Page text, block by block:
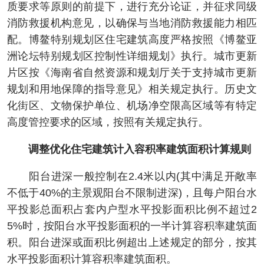
质要求等原则的前提下，进行充分论证，并征求同级
消防救援机构意见，以确保与当地消防救援能力相匹
配。博鳌特别规划区住宅建筑高度严格按照《博鳌亚
洲论坛特别规划区控制性详细规划》执行。城市更新
片区按《海南省自然资源和规划厅关于支持城市更新
规划和用地保障的指导意见》相关规定执行。历史文
化街区、文物保护单位、机场净空限高区域等有特定
高度管控要求的区域，按照有关规定执行。
调整优化住宅建筑计入容积率建筑面积计算规则
阳台进深一般控制在2.4米以内(其中满足开敞率
不低于40%的主景观阳台不限制进深)，且每户阳台水
平投影总面积占套内户型水平投影面积比例不超过2
5%时，按阳台水平投影面积的一半计算容积率建筑面
积。阳台进深或面积比例超出上述规定的部分，按其
水平投影面积计算容积率建筑面积。